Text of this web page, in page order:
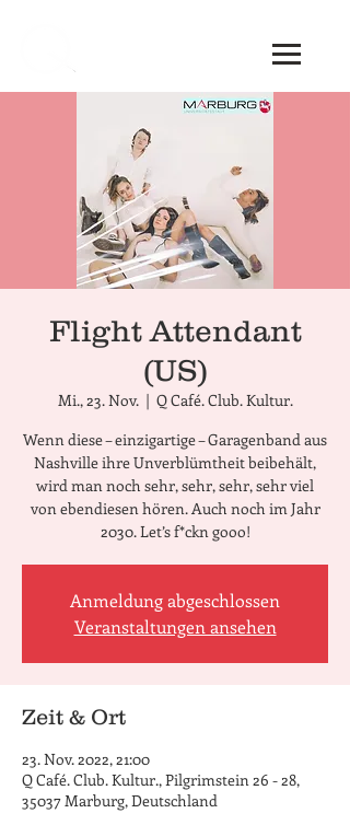
Flight Attendant
(US)
Mi., 23. Nov.
  |
Q Café. Club. Kultur.
Wenn diese – einzigartige – Garagenband aus
Nashville ihre Unverblümtheit beibehält,
wird man noch sehr, sehr, sehr, sehr viel
von ebendiesen hören. Auch noch im Jahr
2030. Let’s f*ckn gooo!
Anmeldung abgeschlossen
Veranstaltungen ansehen
Zeit & Ort
23. Nov. 2022, 21:00
Q Café. Club. Kultur., Pilgrimstein 26 - 28,
35037 Marburg, Deutschland